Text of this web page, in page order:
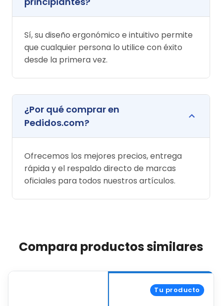
Sí, su diseño ergonómico e intuitivo permite
que cualquier persona lo utilice con éxito
desde la primera vez.
¿Por qué comprar en
Pedidos.com?
Ofrecemos los mejores precios, entrega
rápida y el respaldo directo de marcas
oficiales para todos nuestros artículos.
Compara productos similares
Tu producto